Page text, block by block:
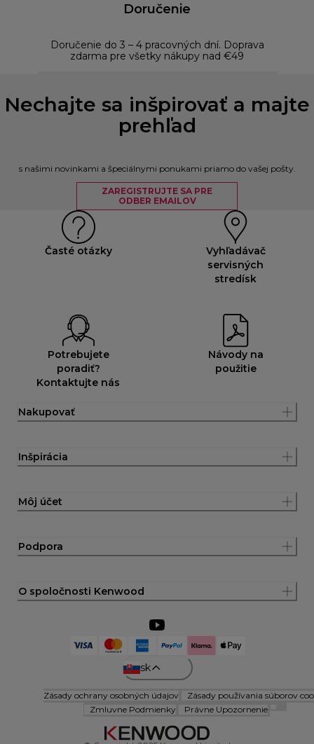
Doručenie
Doručenie do 3 – 4 pracovných dní. Doprava
zdarma pre všetky nákupy nad €49
Nechajte sa inšpirovať a majte
prehľad
s našimi novinkami a špeciálnymi ponukami priamo do vašej pošty.
ZAREGISTRUJTE SA PRE
ODBER EMAILOV
Časté otázky
Vyhľadávač
servisných
stredísk
Potrebujete
poradiť?
Kontaktujte nás
Návody na
použitie
Nakupovať
Inšpirácia
Môj účet
Podpora
O spoločnosti Kenwood
sk
Zásady ochrany osobných údajov
Zásady používania súborov
Zmluvne Podmienky
Právne Upozornenie